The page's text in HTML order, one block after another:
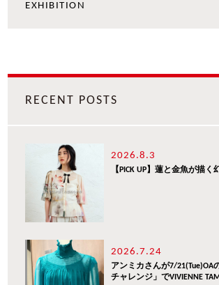
EXHIBITION
RECENT POSTS
2026.8.3
【PICK UP】蓮と金魚が描く
2026.7.24
アンミカさんが7/21(Tue)OA
チャレンジ」でVIVIENNE